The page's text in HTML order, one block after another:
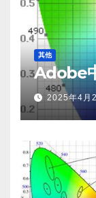
其他
Adobe
2025年4月